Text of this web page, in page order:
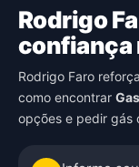
Rodrigo
confiança
Rodrigo Faro
como encontrar
opções e pedir gás